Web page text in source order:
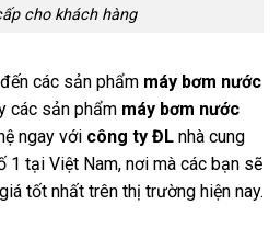
cho khách hàng
các sản phẩm máy bơm nước
các sản phẩm máy bơm nước
ngay với công ty ĐL nhà cung
tại Việt Nam, nơi mà các bạn sẽ
tốt nhất trên thị trường hiện nay.